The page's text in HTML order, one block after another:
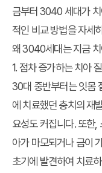
금부터 3040 세대가 치
적인 비교 방법을 자세
왜 3040세대는 지금
1. 점차 증가하는 치아
30대 중반부터는 잇몸
에 치료했던 충치의 재
요성도 커집니다. 또한,
아가 마모되거나 금이
초기에 발견하여 치료